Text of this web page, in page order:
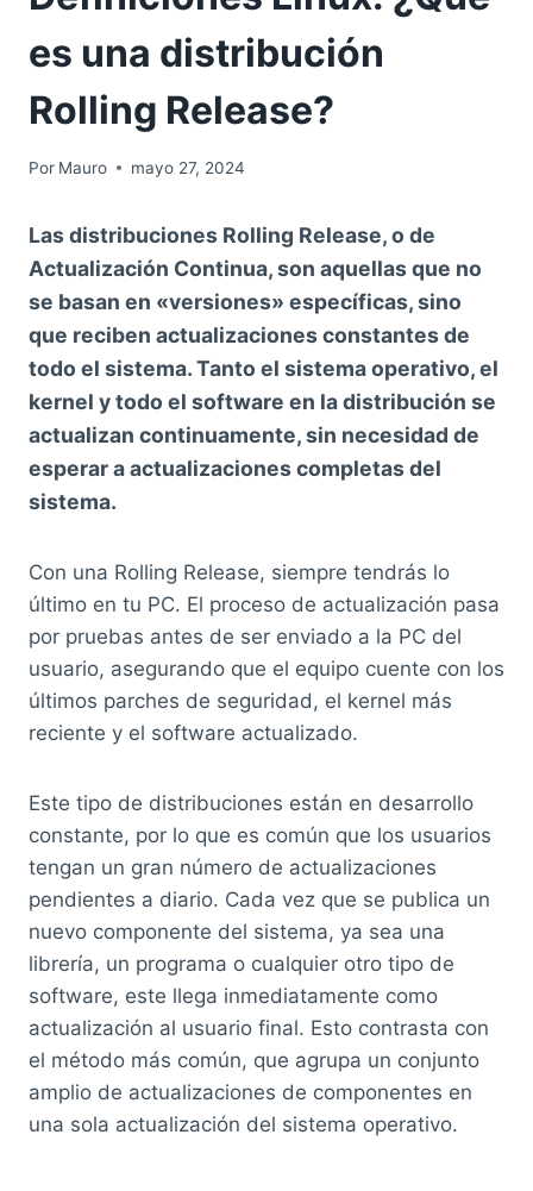
es una distribución
Rolling Release?
Por Mauro mayo 27, 2024
Las distribuciones Rolling Release, o de
Actualización Continua, son aquellas que no
se basan en «versiones» específicas, sino
que reciben actualizaciones constantes de
todo el sistema. Tanto el sistema operativo, el
kernel y todo el software en la distribución se
actualizan continuamente, sin necesidad de
esperar a actualizaciones completas del
sistema.
Con una Rolling Release, siempre tendrás lo
último en tu PC. El proceso de actualización pasa
por pruebas antes de ser enviado a la PC del
usuario, asegurando que el equipo cuente con los
últimos parches de seguridad, el kernel más
reciente y el software actualizado.
Este tipo de distribuciones están en desarrollo
constante, por lo que es común que los usuarios
tengan un gran número de actualizaciones
pendientes a diario. Cada vez que se publica un
nuevo componente del sistema, ya sea una
librería, un programa o cualquier otro tipo de
software, este llega inmediatamente como
actualización al usuario final. Esto contrasta con
el método más común, que agrupa un conjunto
amplio de actualizaciones de componentes en
una sola actualización del sistema operativo.